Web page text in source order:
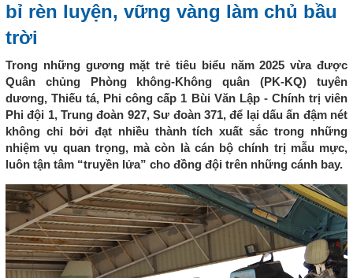
bỉ rèn luyện, vững vàng làm chủ bầu
trời
Trong những gương mặt trẻ tiêu biểu năm 2025 vừa được
Quân chủng Phòng không-Không quân (PK-KQ) tuyên
dương, Thiếu tá, Phi công cấp 1 Bùi Văn Lập - Chính trị viên
Phi đội 1, Trung đoàn 927, Sư đoàn 371, để lại dấu ấn đậm nét
không chỉ bởi đạt nhiều thành tích xuất sắc trong những
nhiệm vụ quan trọng, mà còn là cán bộ chính trị mẫu mực,
luôn tận tâm “truyền lửa” cho đồng đội trên những cánh bay.